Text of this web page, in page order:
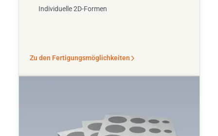
Individuelle 2D-Formen
Zu den Fertigungsmöglichkeiten